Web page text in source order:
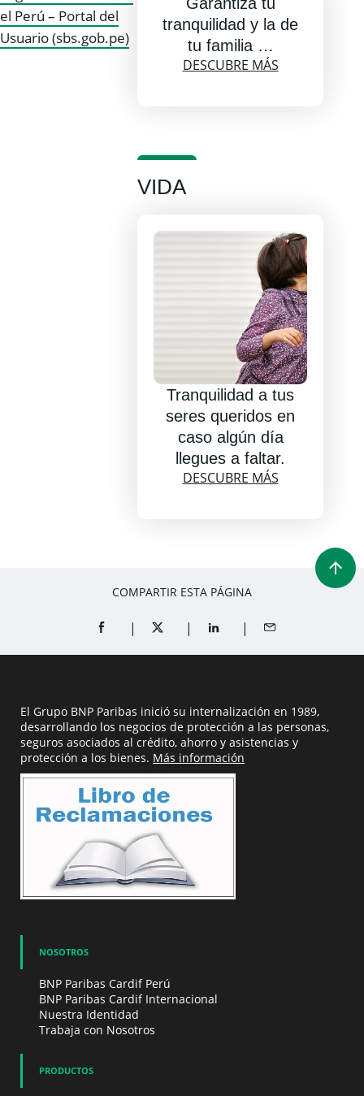
el Perú – Portal del
Usuario (sbs.gob.pe)
tranquilidad y la de
tu familia …
DESCUBRE MÁS
VIDA
Tranquilidad a tus
seres queridos en
caso algún día
llegues a faltar.
DESCUBRE MÁS
COMPARTIR ESTA PÁGINA
COMPARTIR EN FACEBOOK (EN VENTANA NUEVA)
COMPARTIR EN TWITTER (EN
COMPARTIR EN LINKEDIN
COMPARTIT POR
El Grupo BNP Paribas inició su internalización en 1989,
desarrollando los negocios de protección a las personas,
seguros asociados al crédito, ahorro y asistencias y
protección a los bienes. Más información
NOSOTROS
BNP Paribas Cardif Perú
BNP Paribas Cardif Internacional
Nuestra Identidad
Trabaja con Nosotros
PRODUCTOS